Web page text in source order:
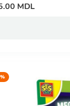
MDL